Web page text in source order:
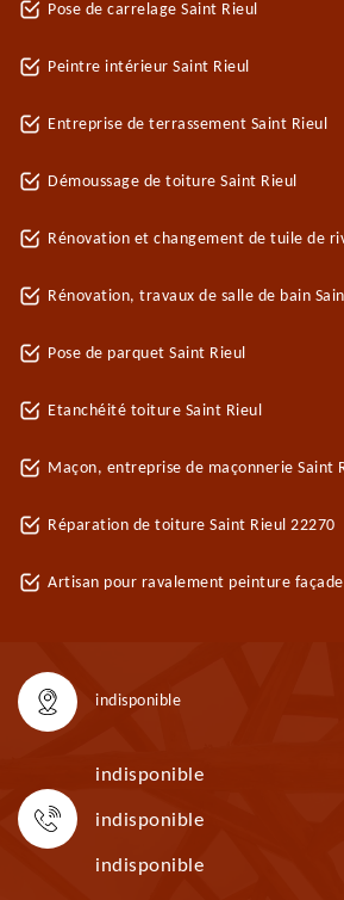
Pose de carrelage Saint Rieul
Peintre intérieur Saint Rieul
Entreprise de terrassement Saint Rieul
Démoussage de toiture Saint Rieul
Rénovation et changement de tuile de
Rénovation, travaux de salle de bain
Pose de parquet Saint Rieul
Etanchéité toiture Saint Rieul
Maçon, entreprise de maçonnerie Saint
Réparation de toiture Saint Rieul 22270
Artisan pour ravalement peinture
indisponible
indisponible
indisponible
indisponible